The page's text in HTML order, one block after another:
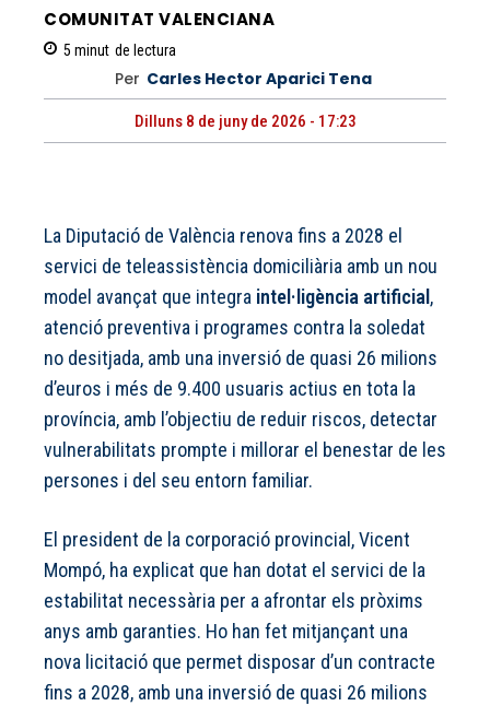
COMUNITAT VALENCIANA
5 minut de lectura
Per Carles Hector Aparici Tena
Dilluns 8 de juny de 2026 - 17:23
La Diputació de València renova fins a 2028 el
servici de teleassistència domiciliària amb un nou
model avançat que integra intel·ligència artificial ,
atenció preventiva i programes contra la soledat
no desitjada, amb una inversió de quasi 26 milions
d’euros i més de 9.400 usuaris actius en tota la
província, amb l’objectiu de reduir riscos, detectar
vulnerabilitats prompte i millorar el benestar de les
persones i del seu entorn familiar.
El president de la corporació provincial, Vicent
Mompó, ha explicat que han dotat el servici de la
estabilitat necessària per a afrontar els pròxims
anys amb garanties. Ho han fet mitjançant una
nova licitació que permet disposar d’un contracte
fins a 2028, amb una inversió de quasi 26 milions